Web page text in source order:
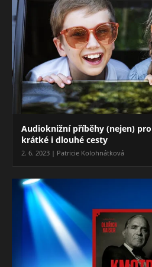
Audioknižní příběhy (nejen)
krátké i dlouhé cesty
2. 6. 2023 | Patricie Kolohnátková